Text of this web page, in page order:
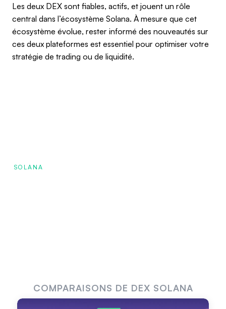
Les deux DEX sont fiables, actifs, et jouent un rôle
central dans l’écosystème Solana. À mesure que cet
écosystème évolue, rester informé des nouveautés sur
ces deux plateformes est essentiel pour optimiser votre
stratégie de trading ou de liquidité.
SOLANA
COMPARAISONS DE DEX SOLANA